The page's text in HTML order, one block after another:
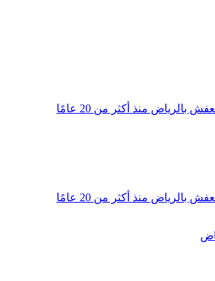
بالرياض منذ أكثر من 20 عامًا
بالرياض منذ أكثر من 20 عامًا